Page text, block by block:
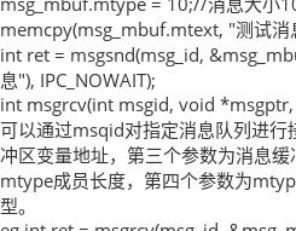
memcpy(msg_mbuf.mtext, "测试消
int ret = msgsnd(msg_id,
息"), IPC_NOWAIT);
int msgrcv(int msgid, void
可以通过msqid对指定消息队列进行
冲区变量地址，第三个参数为消息
mtype成员长度，第四个参数为
型。